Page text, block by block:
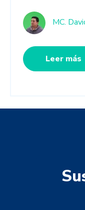
MC.
Leer más